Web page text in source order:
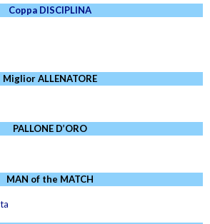
Coppa DISCIPLINA
Miglior ALLENATORE
PALLONE D’ORO
MAN of the MATCH